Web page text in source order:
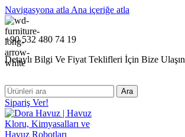
Navigasyona atla Ana içeriğe atla
+90 532 480 74 19
Detaylı Bilgi Ve Fiyat Teklifleri İçin Bize Ulaşın
Ara
Sipariş Ver!